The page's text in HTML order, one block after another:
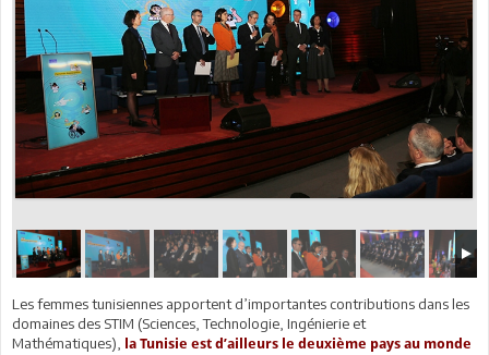
Les femmes tunisiennes apportent d’importantes contributions dans les
domaines des STIM (Sciences, Technologie, Ingénierie et
Mathématiques),
la Tunisie est d’ailleurs le deuxième pays au monde